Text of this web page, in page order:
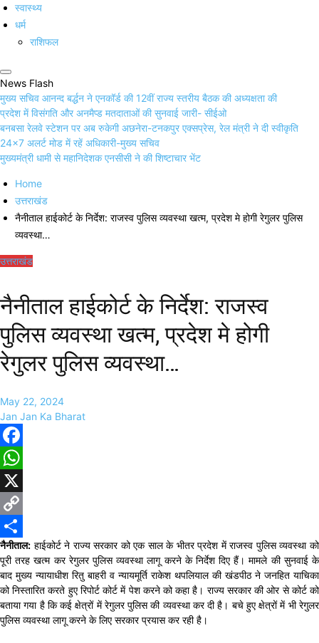
स्वास्थ्य
धर्म
राशिफल
News Flash
मुख्य सचिव आनन्द बर्द्धन ने एनकॉर्ड की 12वीं राज्य स्तरीय बैठक की अध्यक्षता की
प्रदेश में विसंगति और अनमैप्ड मतदाताओं की सुनवाई जारी- सीईओ
बनबसा रेलवे स्टेशन पर अब रुकेगी अछनेरा-टनकपुर एक्सप्रेस, रेल मंत्री ने दी स्वीकृति
24×7 अलर्ट मोड में रहें अधिकारी-मुख्य सचिव
मुख्यमंत्री धामी से महानिदेशक एनसीसी ने की शिष्टाचार भेंट
Home
उत्तराखंड
नैनीताल हाईकोर्ट के निर्देश: राजस्व पुलिस व्यवस्था खत्म, प्रदेश मे होगी रेगुलर पुलिस
व्यवस्था…
उत्तराखंड
नैनीताल हाईकोर्ट के निर्देश: राजस्व
पुलिस व्यवस्था खत्म, प्रदेश मे होगी
रेगुलर पुलिस व्यवस्था…
May 22, 2024
Jan Jan Ka Bharat
Facebook
WhatsApp
X
Copy
Link
Share
नैनीताल: हाईकोर्ट ने राज्य सरकार को एक साल के भीतर प्रदेश में राजस्व पुलिस व्यवस्था को
पूरी तरह खत्म कर रेगुलर पुलिस व्यवस्था लागू करने के निर्देश दिए हैं। मामले की सुनवाई के
बाद मुख्य न्यायाधीश रितु बाहरी व न्यायमूर्ति राकेश थपलियाल की खंडपीठ ने जनहित याचिका
को निस्तारित करते हुए रिपोर्ट कोर्ट में पेश करने को कहा है। राज्य सरकार की ओर से कोर्ट को
बताया गया है कि कई क्षेत्रों में रेगुलर पुलिस की व्यवस्था कर दी है। बचे हुए क्षेत्रों में भी रेगुलर
पुलिस व्यवस्था लागू करने के लिए सरकार प्रयास कर रही है।